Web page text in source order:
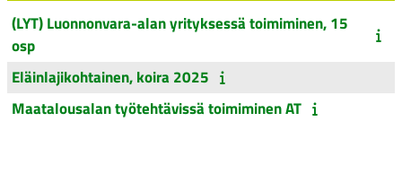
(LYT) Luonnonvara-alan yrityksessä toimiminen, 15
osp
Eläinlajikohtainen, koira 2025
Maatalousalan työtehtävissä toimiminen AT